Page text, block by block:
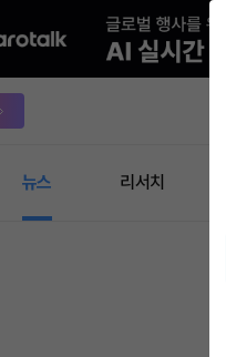
뉴스 리서치